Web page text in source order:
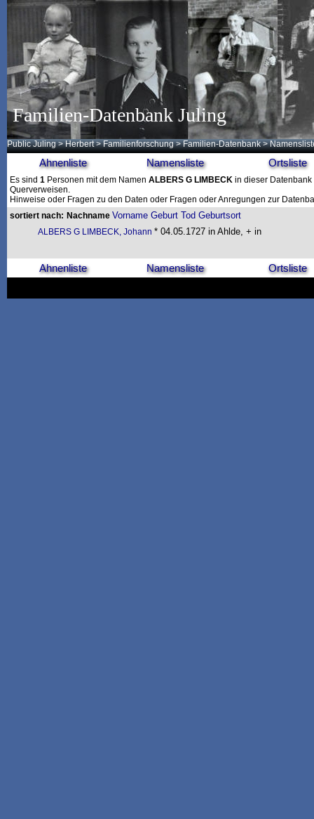
Familien-Datenbank Juling
Public Juling >Herbert >Familienforschung >Familien-Datenbank >
Ahnenliste Namensliste Ortsliste
Es sind 1 Personen mit dem Namen ALBERS G LIMBECK in dieser
Querverweisen.
Hinweise oder Fragen zu den Daten oder Fragen oder Anregungen zur
sortiert nach: Nachname Vorname Geburt Tod Geburtsort
ALBERS G LIMBECK, Johann * 04.05.1727 in Ahlde, + in
Ahnenliste Namensliste Ortsliste